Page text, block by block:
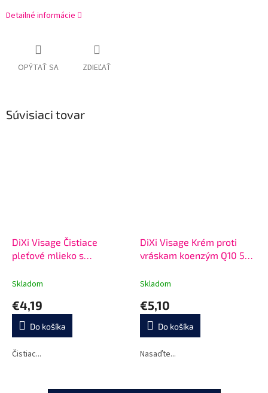
Detailné informácie
OPÝTAŤ SA ZDIEĽAŤ
Súvisiaci tovar
DiXi Visage Čistiace
pleťové mlieko s
Skladom
€4,19
Do košíka
Čistiac...
DiXi Visage Krém proti
vráskam koenzým Q10 50
Skladom
€5,10
Do košíka
Nasaďte...